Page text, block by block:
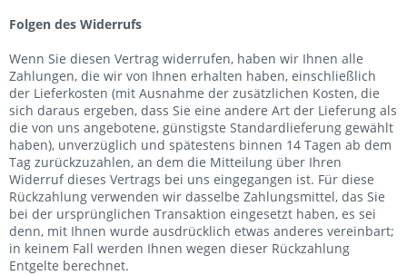
Folgen des Widerrufs
Wenn Sie diesen Vertrag widerrufen, haben wir Ihnen alle
Zahlungen, die wir von Ihnen erhalten haben, einschließlich
der Lieferkosten (mit Ausnahme der zusätzlichen Kosten, die
sich daraus ergeben, dass Sie eine andere Art der Lieferung als
die von uns angebotene, günstigste Standardlieferung gewählt
haben), unverzüglich und spätestens binnen 14 Tagen ab dem
Tag zurückzuzahlen, an dem die Mitteilung über Ihren
Widerruf dieses Vertrags bei uns eingegangen ist. Für diese
Rückzahlung verwenden wir dasselbe Zahlungsmittel, das Sie
bei der ursprünglichen Transaktion eingesetzt haben, es sei
denn, mit Ihnen wurde ausdrücklich etwas anderes vereinbart;
in keinem Fall werden Ihnen wegen dieser Rückzahlung
Entgelte berechnet.